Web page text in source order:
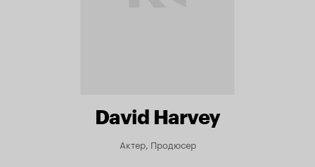
David Harvey
Актер, Продюсер